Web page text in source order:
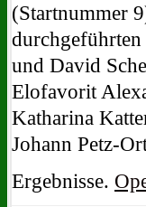
(Startnummer
durchgeführten
und David
Elofavorit
Katharina
Johann Petz-
Ergebnisse.